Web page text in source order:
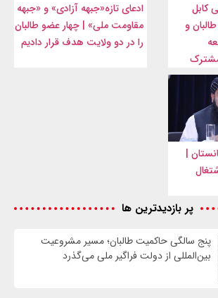
کابل
و
ادعای تازه«جبهه آزادی» و «جبهه
مقاومت ملی» | چهار عضو طالبان
را در دو ولایت هدف قرار دادیم
|
پر بازدیدترین ها
پنج سالگی حاکمیت طالبان؛ مسیر مشروعیت
بین‌المللی از دولت فراگیر ملی می‌گذرد